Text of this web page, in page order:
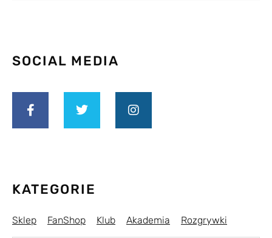
SOCIAL MEDIA
KATEGORIE
Sklep FanShop Klub Akademia Rozgrywki